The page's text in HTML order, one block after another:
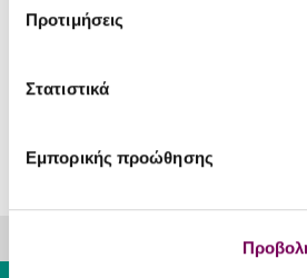
Προτιμήσεις
Στατιστικά
Εμπορικής προώθησης
Macademia,
Raspberry,